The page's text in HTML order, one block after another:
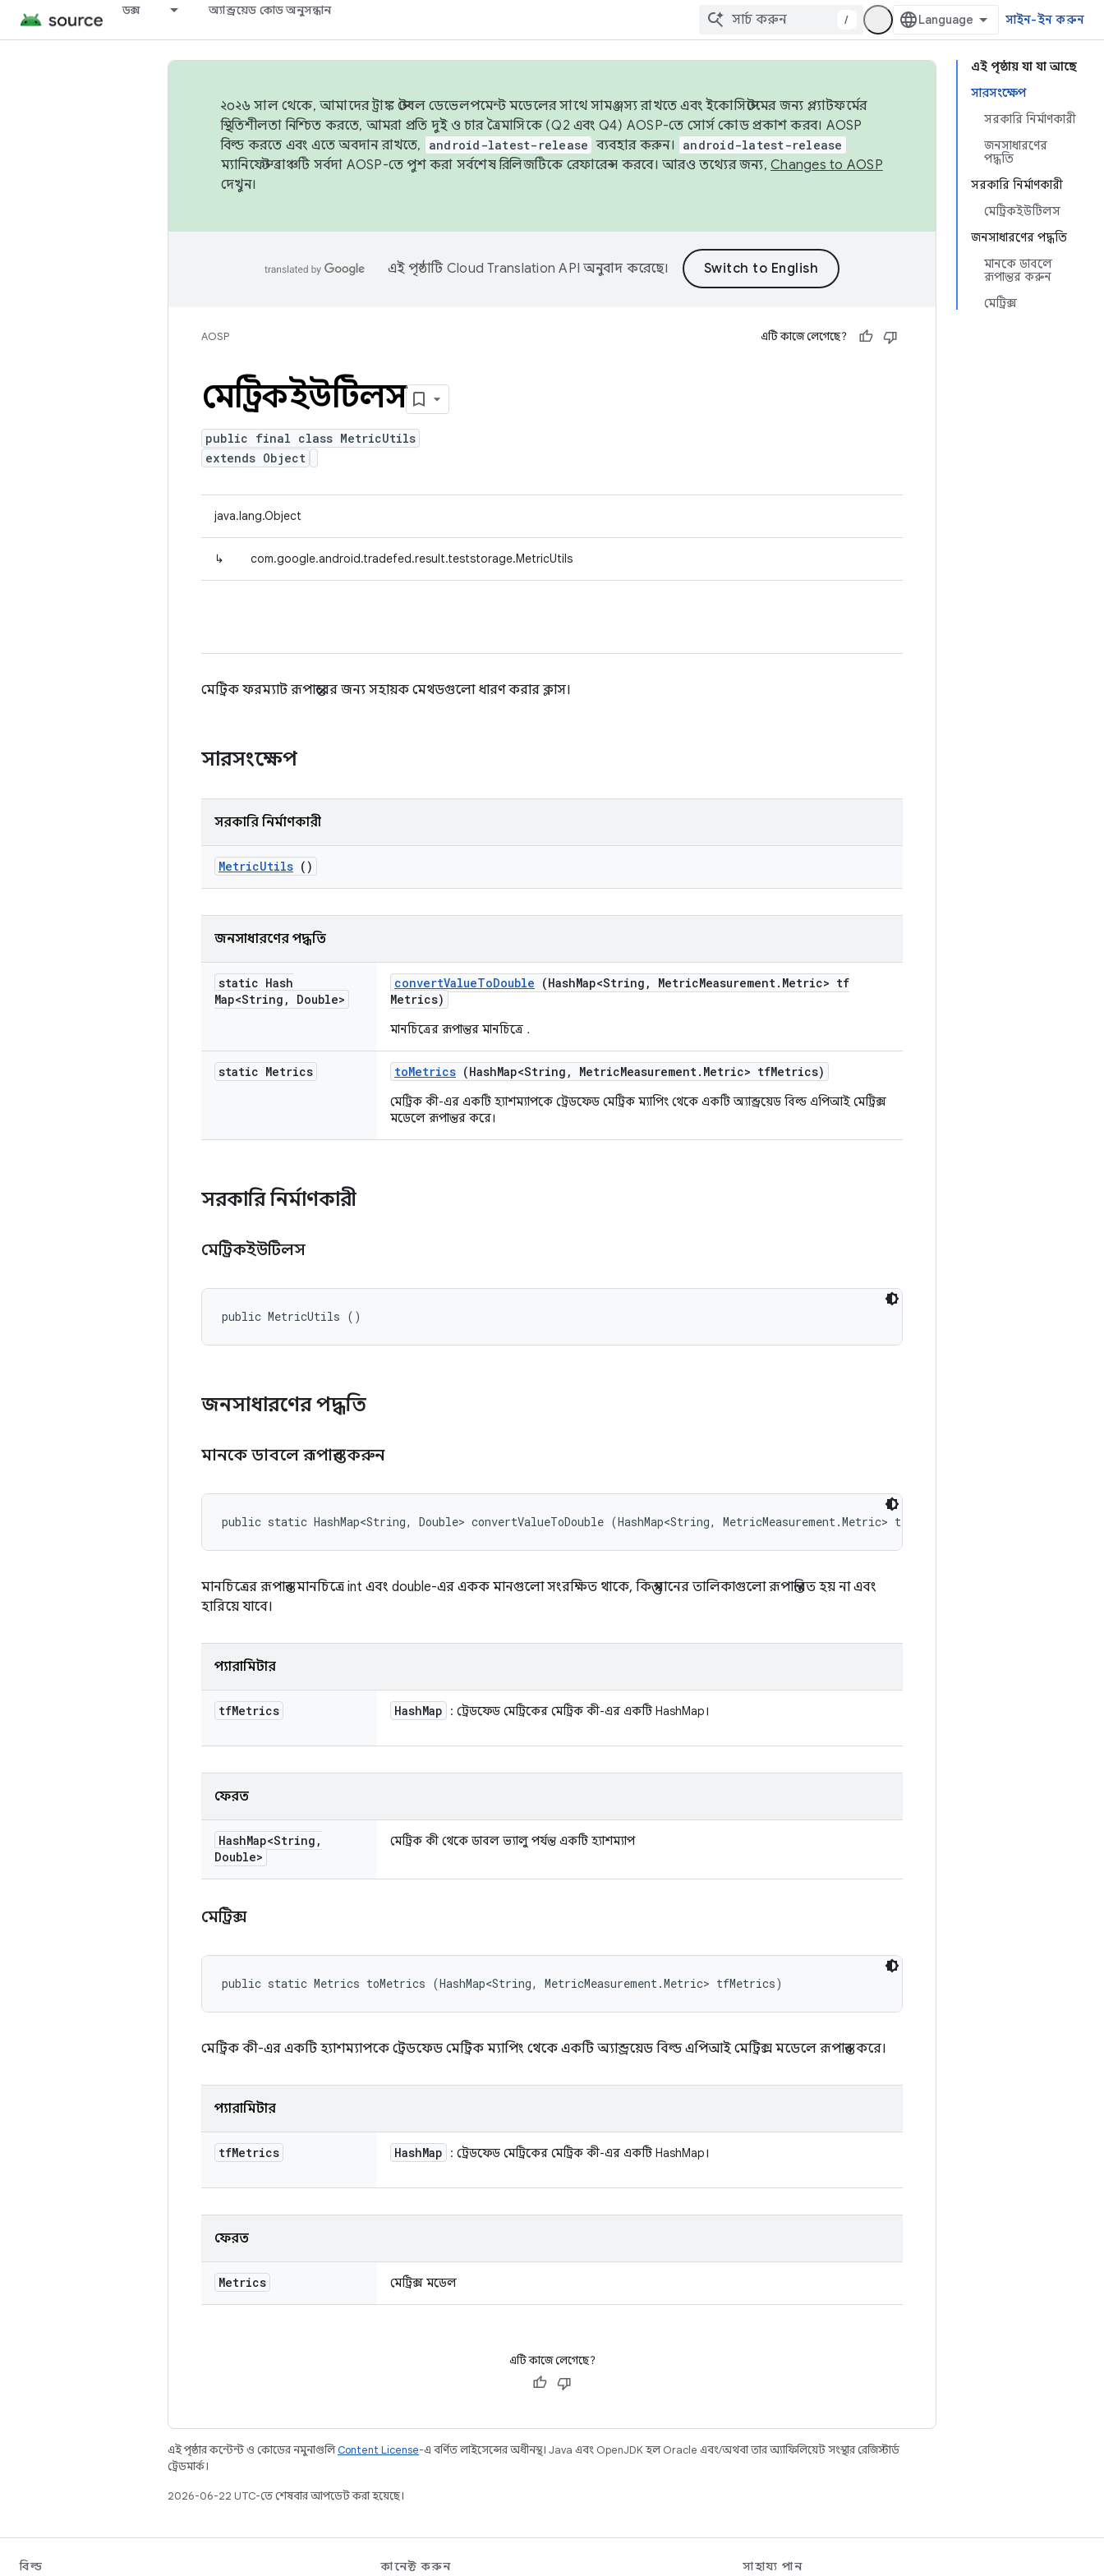
ডক্স অ্যান্ড্রয়েড কোড অনুসন্ধান
/ সাইন-ইন করুন
এই পৃষ্ঠায় যা যা আছে
সারসংক্ষেপ
সরকারি নির্মাণকারী
জনসাধারণের
পদ্ধতি
সরকারি নির্মাণকারী
মেট্রিকইউটিলস
জনসাধারণের পদ্ধতি
মানকে ডাবলে
রূপান্তর করুন
মেট্রিক্স
২০২৬ সাল থেকে, আমাদের ট্রাঙ্ক স্টেবল ডেভেলপমেন্ট মডেলের সাথে সামঞ্জস্য রাখতে এবং ইকোসিস্টেমের জন্য প্ল্যাটফর্মের
স্থিতিশীলতা নিশ্চিত করতে, আমরা প্রতি দুই ও চার ত্রৈমাসিকে (Q2 এবং Q4) AOSP-তে সোর্স কোড প্রকাশ করব। AOSP
বিল্ড করতে এবং এতে অবদান রাখতে,
android-latest-release ব্যবহার করুন। android-latest-release
ম্যানিফেস্ট ব্রাঞ্চটি সর্বদা AOSP-তে পুশ করা সর্বশেষ রিলিজটিকে রেফারেন্স করবে। আরও তথ্যের জন্য, Changes to AOSP
দেখুন।
এই পৃষ্ঠাটি Cloud Translation API অনুবাদ করেছে।
AOSP এটি কাজে লেগেছে?
মেট্রিকইউটিলস
public final class MetricUtils
extends Object
java.lang.Object
↳ com.google.android.tradefed.result.teststorage.MetricUtils
মেট্রিক ফরম্যাট রূপান্তরের জন্য সহায়ক মেথডগুলো ধারণ করার ক্লাস।
সারসংক্ষেপ
সরকারি নির্মাণকারী
MetricUtils ()
জনসাধারণের পদ্ধতি
static Hash
Map<String , Double>
convertValueToDouble (HashMap<String , MetricMeasurement. Metric> tf
Metrics)
মানচিত্রের রূপান্তর মানচিত্রে .
static Metrics toMetrics (HashMap<String , MetricMeasurement. Metric> tfMetrics)
মেট্রিক কী-এর একটি হ্যাশম্যাপকে ট্রেডফেড মেট্রিক ম্যাপিং থেকে একটি অ্যান্ড্রয়েড বিল্ড এপিআই মেট্রিক্স
মডেলে রূপান্তর করে।
সরকারি নির্মাণকারী
মেট্রিকইউটিলস
public MetricUtils ()
জনসাধারণের পদ্ধতি
মানকে ডাবলে রূপান্তর করুন
public static HashMap<String, Double> convertValueToDouble (HashMap<String, MetricMeasurement.Metric> tfMetrics)
মানচিত্রের রূপান্তরমানচিত্রে int এবং double-এর একক মানগুলো সংরক্ষিত থাকে, কিন্তু মানের তালিকাগুলো রূপান্তরিত হয় না এবং
হারিয়ে যাবে।
প্যারামিটার
tfMetrics HashMap : ট্রেডফেড মেট্রিকের মেট্রিক কী-এর একটি HashMap।
ফেরত
HashMap<String ,
Double>
মেট্রিক কী থেকে ডাবল ভ্যালু পর্যন্ত একটি হ্যাশম্যাপ
মেট্রিক্স
public static Metrics toMetrics (HashMap<String, MetricMeasurement.Metric> tfMetrics)
মেট্রিক কী-এর একটি হ্যাশম্যাপকে ট্রেডফেড মেট্রিক ম্যাপিং থেকে একটি অ্যান্ড্রয়েড বিল্ড এপিআই মেট্রিক্স মডেলে রূপান্তর করে।
প্যারামিটার
tfMetrics HashMap : ট্রেডফেড মেট্রিকের মেট্রিক কী-এর একটি HashMap।
ফেরত
Metrics মেট্রিক্স মডেল
এটি কাজে লেগেছে?
এই পৃষ্ঠার কন্টেন্ট ও কোডের নমুনাগুলিContent License-এ বর্ণিত লাইসেন্সের অধীনস্থ। Java এবং OpenJDK হল Oracle এবং/অথবা তার অ্যাফিলিয়েট সংস্থার রেজিস্টার্ড
ট্রেডমার্ক।
2026-06-22 UTC-তে শেষবার আপডেট করা হয়েছে।
বিল্ড কানেক্ট করুন সাহায্য পান